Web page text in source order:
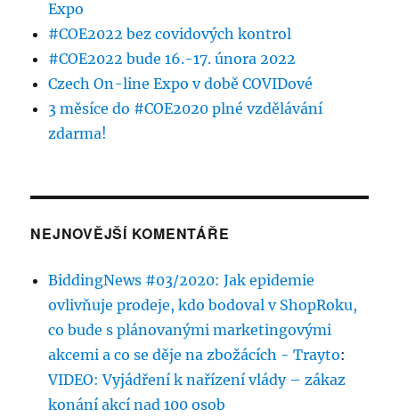
Expo
#COE2022 bez covidových kontrol
#COE2022 bude 16.-17. února 2022
Czech On-line Expo v době COVIDové
3 měsíce do #COE2020 plné vzdělávání
zdarma!
NEJNOVĚJŠÍ KOMENTÁŘE
BiddingNews #03/2020: Jak epidemie
ovlivňuje prodeje, kdo bodoval v ShopRoku,
co bude s plánovanými marketingovými
akcemi a co se děje na zbožácích - Trayto:
VIDEO: Vyjádření k nařízení vlády – zákaz
konání akcí nad 100 osob